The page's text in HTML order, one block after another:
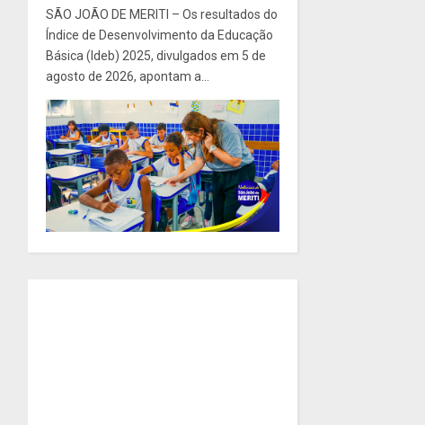
SÃO JOÃO DE MERITI – Os resultados do
Índice de Desenvolvimento da Educação
Básica (Ideb) 2025, divulgados em 5 de
agosto de 2026, apontam a...